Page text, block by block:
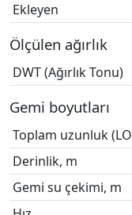
Ekleyen
Ölçülen ağırlık
DWT (Ağırlık Tonu)
Gemi boyutları
Toplam uzunluk
Derinlik, m
Gemi su çekimi, m